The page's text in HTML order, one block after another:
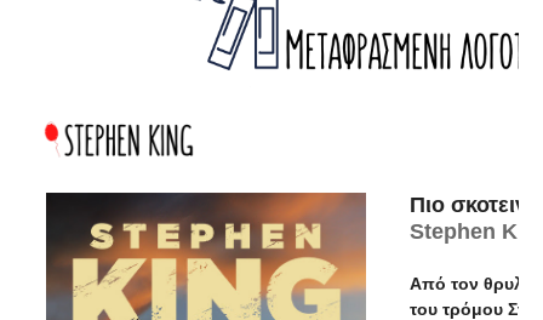
Πιο
Stephen
Από τον
του τρόμου